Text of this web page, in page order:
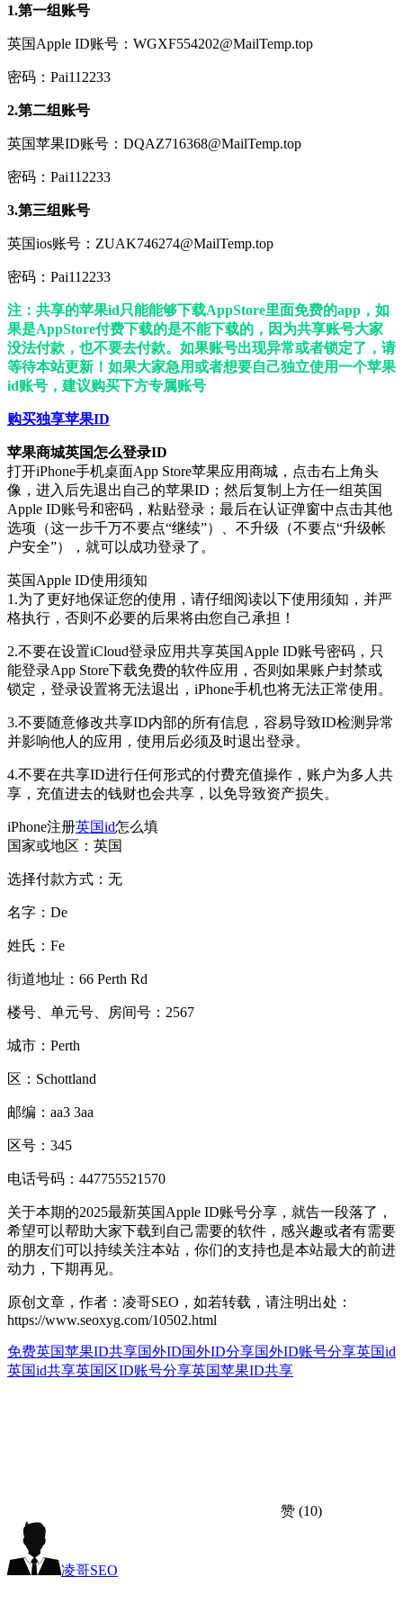
1.第一组账号
英国Apple ID账号：WGXF554202@MailTemp.top
密码：Pai112233
2.第二组账号
英国苹果ID账号：DQAZ716368@MailTemp.top
密码：Pai112233
3.第三组账号
英国ios账号：ZUAK746274@MailTemp.top
密码：Pai112233
注：共享的苹果id只能能够下载AppStore里面免费的app，如
果是AppStore付费下载的是不能下载的，因为共享账号大家
没法付款，也不要去付款。如果账号出现异常或者锁定了，请
等待本站更新！如果大家急用或者想要自己独立使用一个苹果
id账号，建议购买下方专属账号
购买独享苹果ID
苹果商城英国怎么登录ID
打开iPhone手机桌面App Store苹果应用商城，点击右上角头
像，进入后先退出自己的苹果ID；然后复制上方任一组英国
Apple ID账号和密码，粘贴登录；最后在认证弹窗中点击其他
选项（这一步千万不要点“继续”）、不升级（不要点“升级帐
户安全”），就可以成功登录了。
英国Apple ID使用须知
1.为了更好地保证您的使用，请仔细阅读以下使用须知，并严
格执行，否则不必要的后果将由您自己承担！
2.不要在设置iCloud登录应用共享英国Apple ID账号密码，只
能登录App Store下载免费的软件应用，否则如果账户封禁或
锁定，登录设置将无法退出，iPhone手机也将无法正常使用。
3.不要随意修改共享ID内部的所有信息，容易导致ID检测异常
并影响他人的应用，使用后必须及时退出登录。
4.不要在共享ID进行任何形式的付费充值操作，账户为多人共
享，充值进去的钱财也会共享，以免导致资产损失。
iPhone注册英国id怎么填
国家或地区：英国
选择付款方式：无
名字：De
姓氏：Fe
街道地址：66 Perth Rd
楼号、单元号、房间号：2567
城市：Perth
区：Schottland
邮编：aa3 3aa
区号：345
电话号码：447755521570
关于本期的2025最新英国Apple ID账号分享，就告一段落了，
希望可以帮助大家下载到自己需要的软件，感兴趣或者有需要
的朋友们可以持续关注本站，你们的支持也是本站最大的前进
动力，下期再见。
原创文章，作者：凌哥SEO，如若转载，请注明出处：
https://www.seoxyg.com/10502.html
免费英国苹果ID共享国外ID国外ID分享国外ID账号分享英国id
英国id共享英国区ID账号分享英国苹果ID共享
赞 (10)
凌哥SEO